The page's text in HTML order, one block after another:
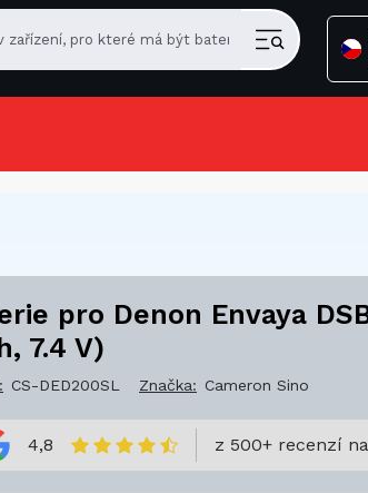
pro Denon Envaya
7.4 V)
CS-DED200SL Značka: Cameron Sino
4,8 z 500+ recenzí